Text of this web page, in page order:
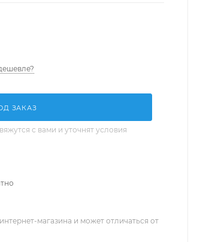
ЗАКАЗ
с вами и уточнят условия
магазина и может отличаться от